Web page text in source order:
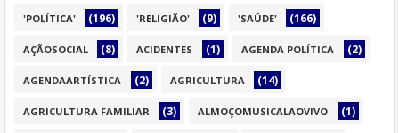
'POLÍTICA' (196) 'RELIGIÃO' (9) 'SAÚDE' (166)
AÇÃOSOCIAL (8) ACIDENTES (1) AGENDA POLÍTICA (2)
AGENDAARTÍSTICA (2) AGRICULTURA (14)
AGRICULTURA FAMILIAR (3) ALMOÇOMUSICALAOVIVO (1)